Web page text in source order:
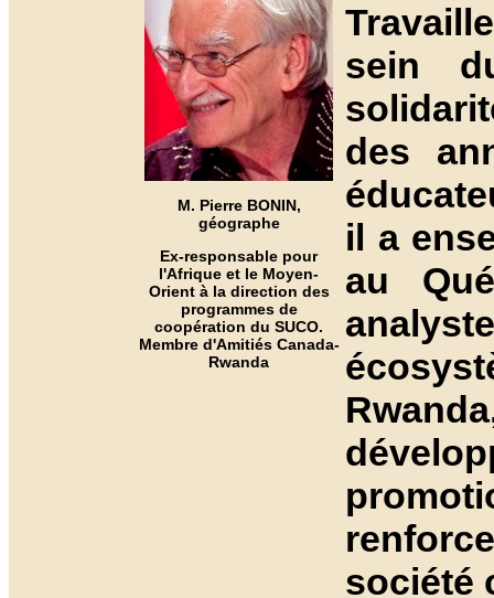
M. Pierre BONIN,
géographe
Ex-responsable pour
l'Afrique et le Moyen-
Orient à la direction des
programmes de
coopération du SUCO.
Membre d'Amitiés Canada-
Rwanda
sein
des
il a
au
société